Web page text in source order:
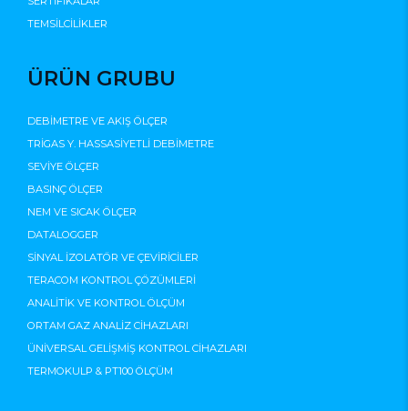
TEMSİLCİLİKLER
ÜRÜN GRUBU
DEBİMETRE VE AKIŞ ÖLÇER
TRİGAS Y. HASSASİYETLİ DEBİMETRE
SEVİYE ÖLÇER
BASINÇ ÖLÇER
NEM VE SICAK ÖLÇER
DATALOGGER
SİNYAL İZOLATÖR VE ÇEVİRİCİLER
TERACOM KONTROL ÇÖZÜMLERİ
ANALİTİK VE KONTROL ÖLÇÜM
ORTAM GAZ ANALİZ CİHAZLARI
ÜNİVERSAL GELİŞMİŞ KONTROL CİHAZLARI
TERMOKULP & PT100 ÖLÇÜM